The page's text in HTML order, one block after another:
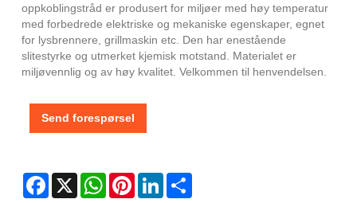
oppkoblingstråd er produsert for miljøer med høy temperatur
med forbedrede elektriske og mekaniske egenskaper, egnet
for lysbrennere, grillmaskin etc. Den har enestående
slitestyrke og utmerket kjemisk motstand. Materialet er
miljøvennlig og av høy kvalitet. Velkommen til henvendelsen.
Send forespørsel
Facebook
X WhatsAppPinterestLinkedIn